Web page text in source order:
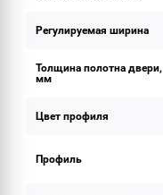
Регулируемая ширина
Толщина полотна двери,
мм
Цвет профиля
Профиль